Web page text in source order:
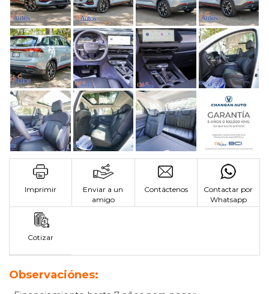
Imprimir
Enviar a un
amigo
Contáctenos
Contactar por
Whatsapp
Cotizar
Observaciónes: